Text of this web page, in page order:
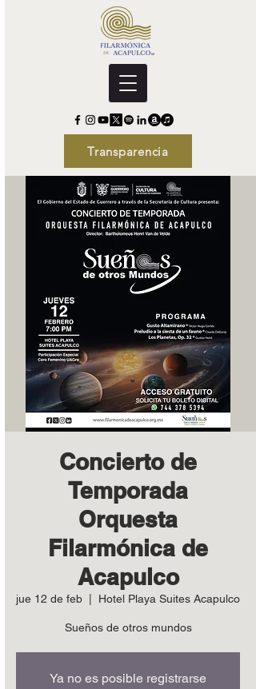
Transparencia
Concierto de
Temporada
Orquesta
Filarmónica de
Acapulco
jue 12 de feb Hotel Playa Suites Acapulco
Sueños de otros mundos
Ya no es posible registrarse